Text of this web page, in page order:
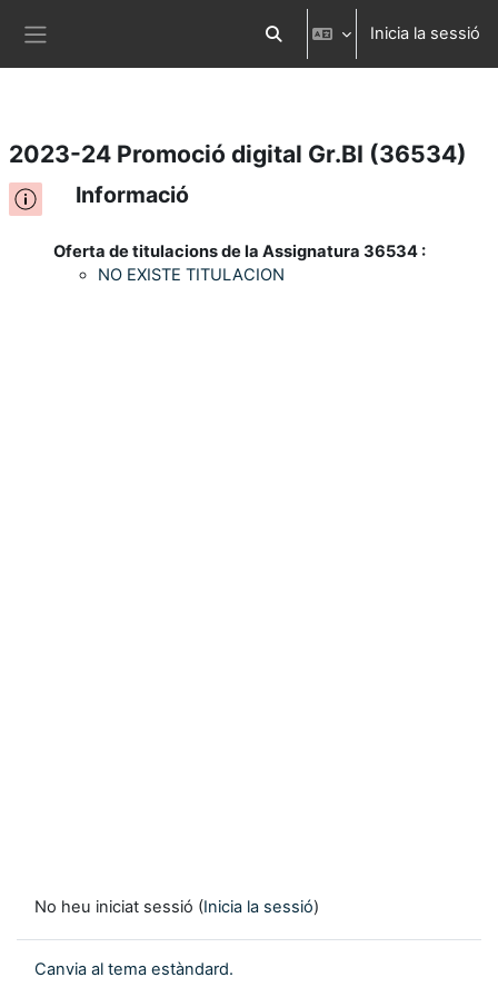
Ves al contingut principal Commuta l'entrada de la cerca
Inicia la sessió
2023-24 Promoció digital Gr.BI (36534)
Informació
Oferta de titulacions de la Assignatura 36534 :
NO EXISTE TITULACION
No heu iniciat sessió (Inicia la sessió)
Canvia al tema estàndard.